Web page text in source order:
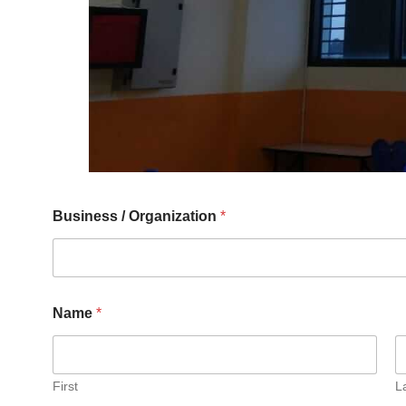
Business / Organization *
Name *
First